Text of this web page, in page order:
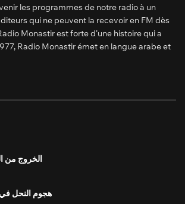
les programmes de notre radio à un
qui ne peuvent la recevoir en FM dès
Monastir est forte d’une histoire qui a
Radio Monastir émet en langue arabe et
الخروج من
هجوم النحل في